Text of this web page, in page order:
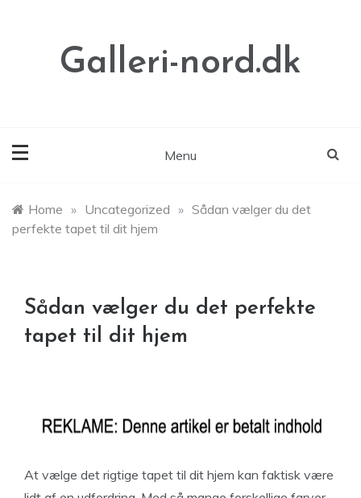
Galleri-nord.dk
Menu
Home » Uncategorized » Sådan vælger du det
perfekte tapet til dit hjem
Sådan vælger du det perfekte
tapet til dit hjem
At vælge det rigtige tapet til dit hjem kan faktisk være